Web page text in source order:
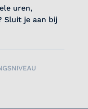
uren,
Sluit je aan bij